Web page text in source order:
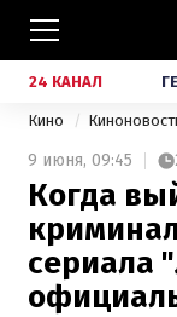
24 КАНАЛ
Кино
9 июня, 09:45
Когда
сериала